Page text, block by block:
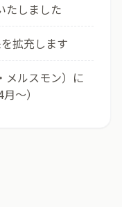
たしました
拡充します
メルスモン）に
〜）